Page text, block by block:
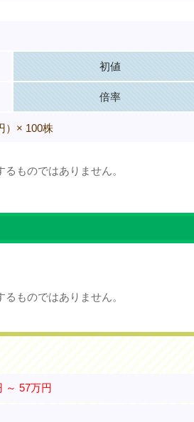
初値
倍率
）× 100株
ものではありません。
ものではありません。
～ 57万円